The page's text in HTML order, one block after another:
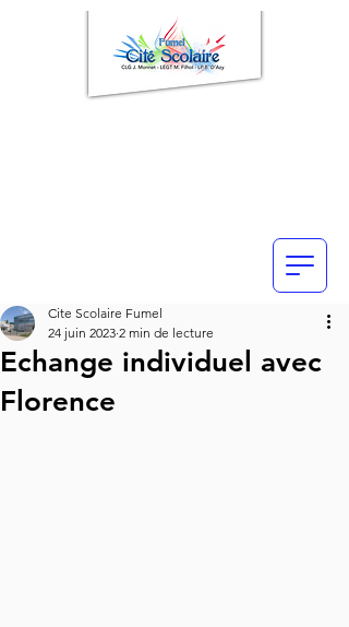
Echange individuel avec
Florence
Cite Scolaire Fumel
24 juin 2023 2 min de lecture